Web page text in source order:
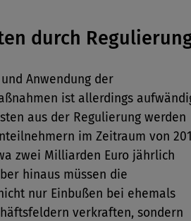
durch
Anwendung der
ist allerdings
aus der Regulierung werden
im Zeitraum von
zwei Milliarden Euro jährlich
hinaus müssen die
nur Einbußen bei ehemals
verkraften, sondern